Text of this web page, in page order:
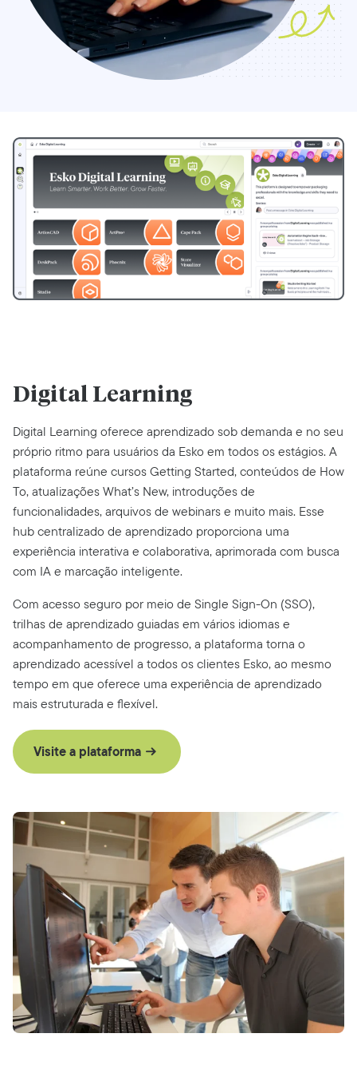
Digital Learning
Digital Learning oferece aprendizado sob demanda e no seu
próprio ritmo para usuários da Esko em todos os estágios. A
plataforma reúne cursos Getting Started, conteúdos de How
To, atualizações What’s New, introduções de
funcionalidades, arquivos de webinars e muito mais. Esse
hub centralizado de aprendizado proporciona uma
experiência interativa e colaborativa, aprimorada com busca
com IA e marcação inteligente.
Com acesso seguro por meio de Single Sign-On (SSO),
trilhas de aprendizado guiadas em vários idiomas e
acompanhamento de progresso, a plataforma torna o
aprendizado acessível a todos os clientes Esko, ao mesmo
tempo em que oferece uma experiência de aprendizado
mais estruturada e flexível.
Visite a plataforma